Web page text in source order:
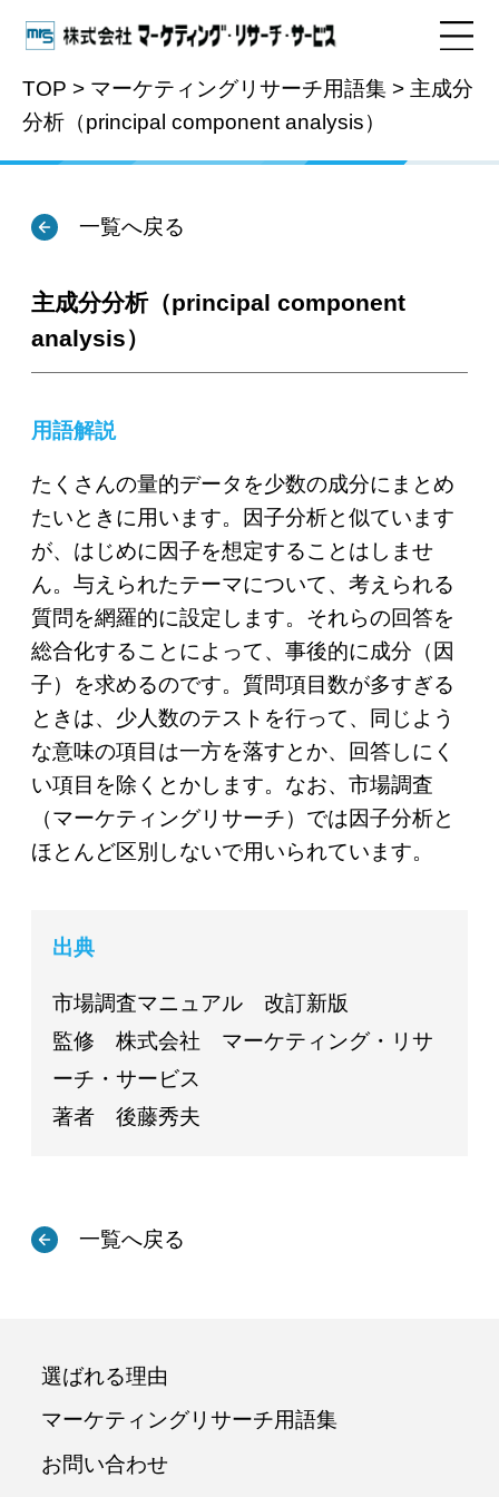
TOP > マーケティングリサーチ用語集 > 主成分
分析（principal component analysis）
用語集
一覧へ戻る
主成分分析（principal component
analysis）
用語解説
たくさんの量的データを少数の成分にまとめ
たいときに用います。因子分析と似ています
が、はじめに因子を想定することはしませ
ん。与えられたテーマについて、考えられる
質問を網羅的に設定します。それらの回答を
総合化することによって、事後的に成分（因
子）を求めるのです。質問項目数が多すぎる
ときは、少人数のテストを行って、同じよう
な意味の項目は一方を落すとか、回答しにく
い項目を除くとかします。なお、市場調査
（マーケティングリサーチ）では因子分析と
ほとんど区別しないで用いられています。
出典
市場調査マニュアル 改訂新版
監修 株式会社 マーケティング・リサ
ーチ・サービス
著者 後藤秀夫
一覧へ戻る
選ばれる理由
マーケティングリサーチ用語集
お問い合わせ